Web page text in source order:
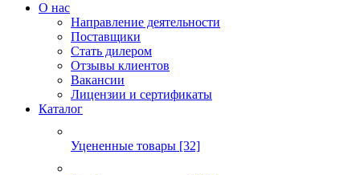
О нас
Направление деятельности
Поставщики
Стать дилером
Отзывы клиентов
Вакансии
Лицензии и сертификаты
Каталог
Уцененные товары [32]